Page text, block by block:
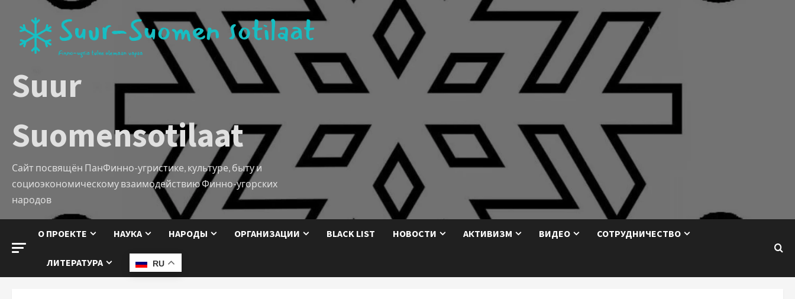
Suur
Suomensotilaat
Сайт посвящён ПанФинно-угристике, культуре, быту и
социоэкономическому взаимодействию Финно-угорских
народов
О ПРОЕКТЕ НАУКА НАРОДЫ ОРГАНИЗАЦИИ BLACK LIST НОВОСТИ АКТИВИЗМ ВИДЕО СОТРУДНИЧЕСТВО
ЛИТЕРАТУРА RU